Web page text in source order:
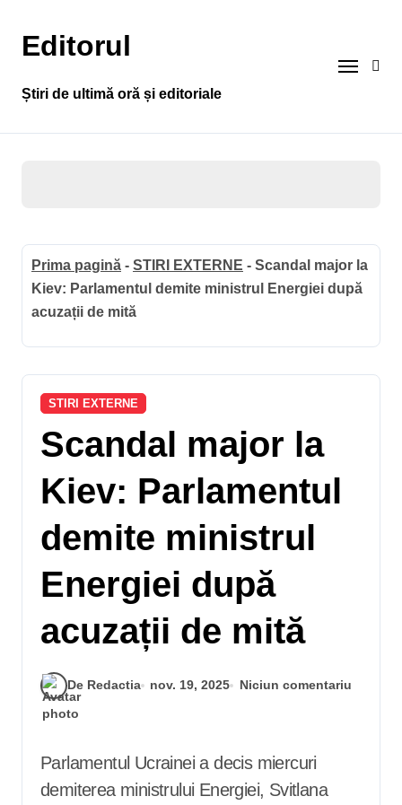
conținut
Editorul
Știri de ultimă oră și editoriale
Prima pagină - STIRI EXTERNE - Scandal major la
Kiev: Parlamentul demite ministrul Energiei după
acuzații de mită
STIRI EXTERNE
Scandal major la
Kiev: Parlamentul
demite ministrul
Energiei după
acuzații de mită
De Redactia nov. 19, 2025 Niciun comentariu
Parlamentul Ucrainei a decis miercuri
demiterea ministrului Energiei, Svitlana